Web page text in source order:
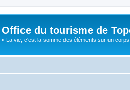
Office du tourisme de
« La vie, c'est la somme des éléments sur un